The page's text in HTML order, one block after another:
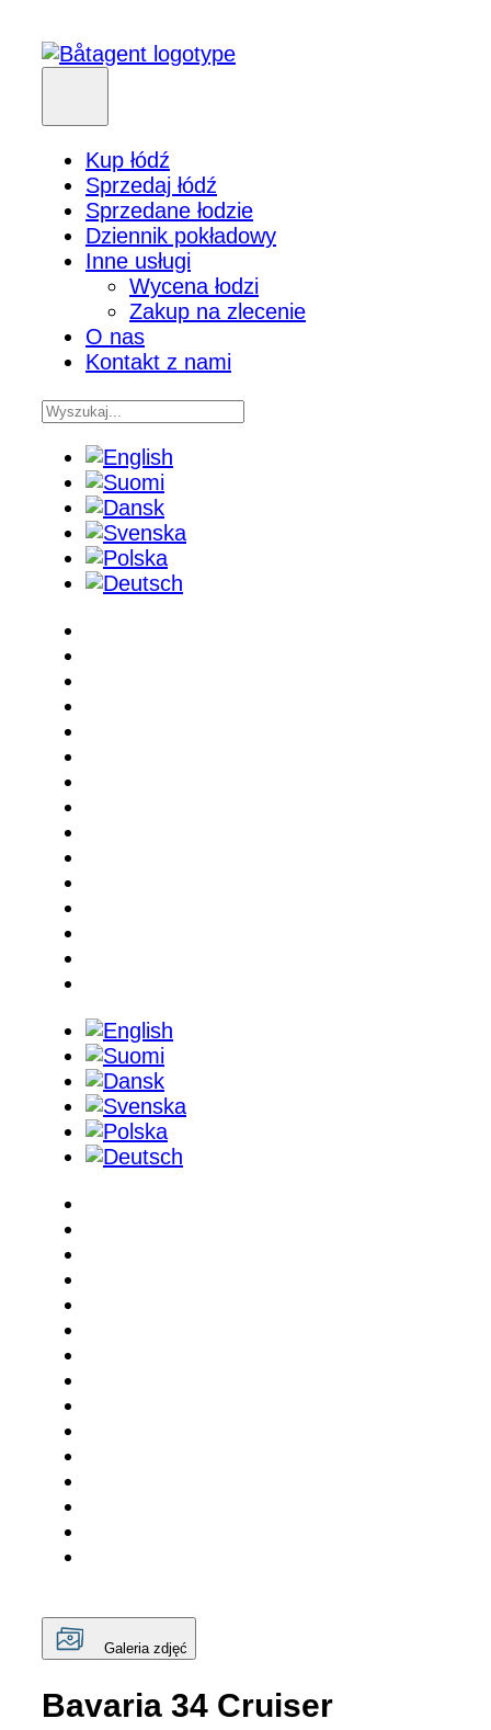
Kup łódź
Sprzedaj łódź
Sprzedane łodzie
Dziennik pokładowy
Inne usługi
Wycena łodzi
Zakup na zlecenie
O nas
Kontakt z nami
Galeria zdjęć
Bavaria 34 Cruiser